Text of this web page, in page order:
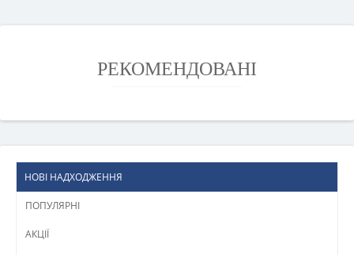
РЕКОМЕНДОВАНІ
НОВІ НАДХОДЖЕННЯ
ПОПУЛЯРНІ
АКЦІЇ